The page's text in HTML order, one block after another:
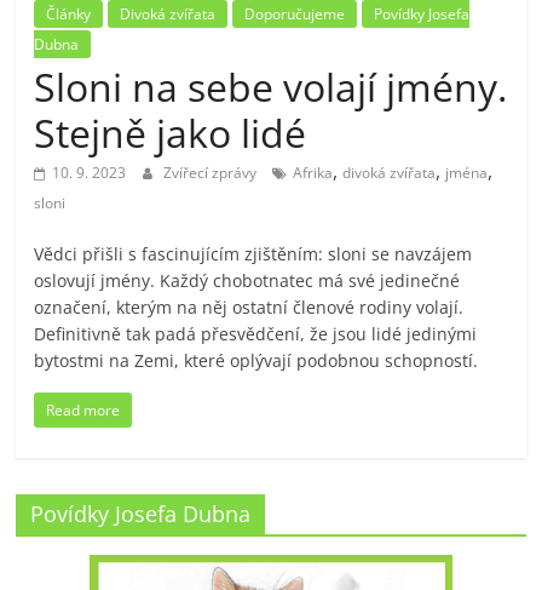
Články Divoká zvířata Doporučujeme
Povídky Josefa
Dubna
Sloni na sebe volají jmény.
Stejně jako lidé
10. 9. 2023 Zvířecí zprávy Afrika,divoká zvířata, jména,
sloni
Vědci přišli s fascinujícím zjištěním: sloni se navzájem
oslovují jmény. Každý chobotnatec má své jedinečné
označení, kterým na něj ostatní členové rodiny volají.
Definitivně tak padá přesvědčení, že jsou lidé jedinými
bytostmi na Zemi, které oplývají podobnou schopností.
Read more
Povídky Josefa Dubna